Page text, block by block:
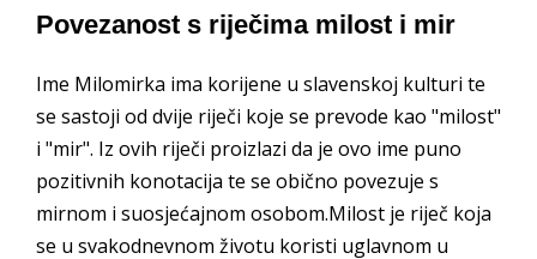
Povezanost s riječima milost i mir
Ime Milomirka ima korijene u slavenskoj kulturi te
se sastoji od dvije riječi koje se prevode kao "milost"
i "mir". Iz ovih riječi proizlazi da je ovo ime puno
pozitivnih konotacija te se obično povezuje s
mirnom i suosjećajnom osobom.Milost je riječ koja
se u svakodnevnom životu koristi uglavnom u